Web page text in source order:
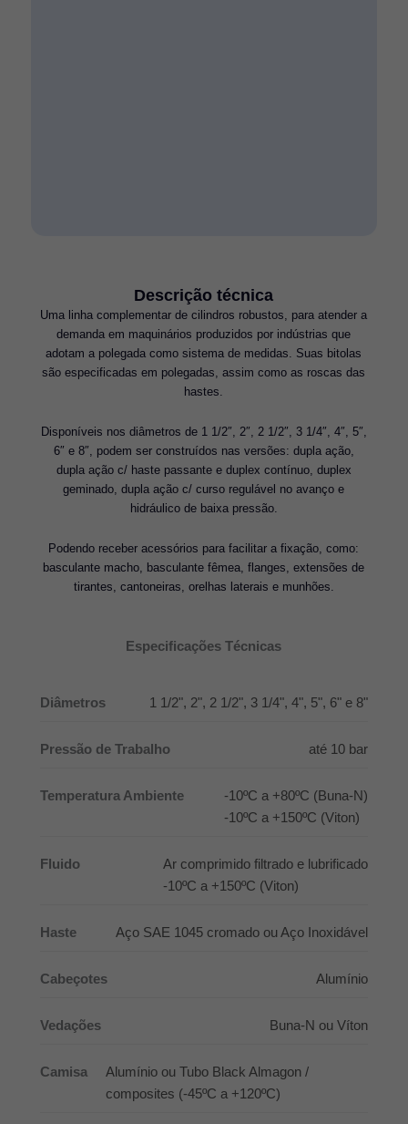
Descrição técnica
Uma linha complementar de cilindros robustos, para atender a
demanda em maquinários produzidos por indústrias que
adotam a polegada como sistema de medidas. Suas bitolas
são especificadas em polegadas, assim como as roscas das
hastes.
Disponíveis nos diâmetros de 1 1/2″, 2″, 2 1/2″, 3 1/4″, 4″, 5″,
6″ e 8″, podem ser construídos nas versões: dupla ação,
dupla ação c/ haste passante e duplex contínuo, duplex
geminado, dupla ação c/ curso regulável no avanço e
hidráulico de baixa pressão.
Podendo receber acessórios para facilitar a fixação, como:
basculante macho, basculante fêmea, flanges, extensões de
tirantes, cantoneiras, orelhas laterais e munhões.
Especificações Técnicas
Diâmetros 1 1/2", 2", 2 1/2", 3 1/4", 4", 5", 6" e 8"
Pressão de Trabalho até 10 bar
Temperatura Ambiente
-10ºC a +80ºC (Buna-N)
-10ºC a +150ºC (Viton)
Fluido
Ar comprimido filtrado e lubrificado
-10ºC a +150ºC (Viton)
Haste Aço SAE 1045 cromado ou Aço Inoxidável
Cabeçotes Alumínio
Vedações Buna-N ou Víton
Camisa
Alumínio ou Tubo Black Almagon /
composites (-45ºC a +120ºC)